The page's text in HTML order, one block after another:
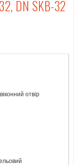
DN SKB-32
отвір